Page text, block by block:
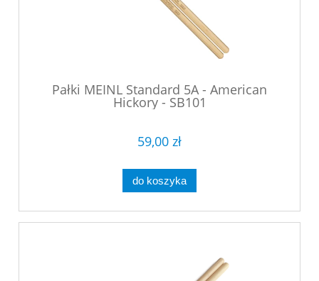
Pałki MEINL Standard 5A - American
Hickory - SB101
59,00 zł
do koszyka